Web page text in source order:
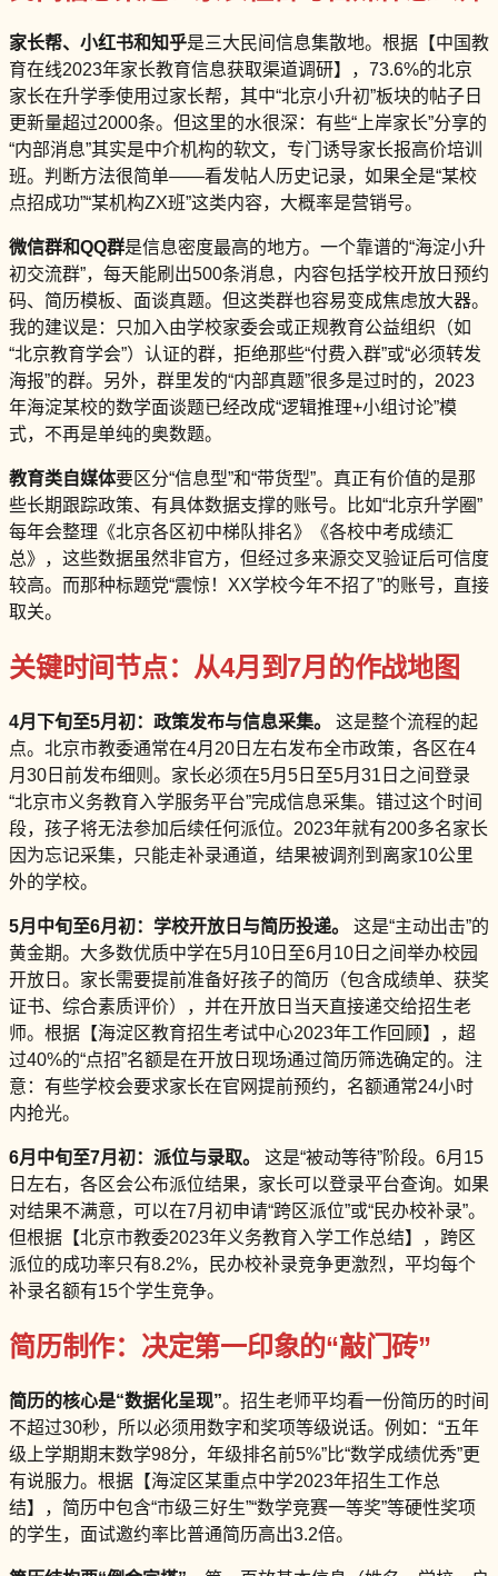
家长帮、小红书和知乎是三大民间信息集散地。根据【中国教
育在线2023年家长教育信息获取渠道调研】，73.6%的北京
家长在升学季使用过家长帮，其中“北京小升初”板块的帖子日
更新量超过2000条。但这里的水很深：有些“上岸家长”分享的
“内部消息”其实是中介机构的软文，专门诱导家长报高价培训
班。判断方法很简单——看发帖人历史记录，如果全是“某校
点招成功”“某机构ZX班”这类内容，大概率是营销号。
微信群和QQ群是信息密度最高的地方。一个靠谱的“海淀小升
初交流群”，每天能刷出500条消息，内容包括学校开放日预约
码、简历模板、面谈真题。但这类群也容易变成焦虑放大器。
我的建议是：只加入由学校家委会或正规教育公益组织（如
“北京教育学会”）认证的群，拒绝那些“付费入群”或“必须转发
海报”的群。另外，群里发的“内部真题”很多是过时的，2023
年海淀某校的数学面谈题已经改成“逻辑推理+小组讨论”模
式，不再是单纯的奥数题。
教育类自媒体要区分“信息型”和“带货型”。真正有价值的是那
些长期跟踪政策、有具体数据支撑的账号。比如“北京升学圈”
每年会整理《北京各区初中梯队排名》《各校中考成绩汇
总》，这些数据虽然非官方，但经过多来源交叉验证后可信度
较高。而那种标题党“震惊！XX学校今年不招了”的账号，直接
取关。
关键时间节点：从4月到7月的作战地图
4月下旬至5月初：政策发布与信息采集。
这是整个流程的起
点。北京市教委通常在4月20日左右发布全市政策，各区在4
月30日前发布细则。家长必须在5月5日至5月31日之间登录
“北京市义务教育入学服务平台”完成信息采集。错过这个时间
段，孩子将无法参加后续任何派位。2023年就有200多名家长
因为忘记采集，只能走补录通道，结果被调剂到离家10公里
外的学校。
5月中旬至6月初：学校开放日与简历投递。
这是“主动出击”的
黄金期。大多数优质中学在5月10日至6月10日之间举办校园
开放日。家长需要提前准备好孩子的简历（包含成绩单、获奖
证书、综合素质评价），并在开放日当天直接递交给招生老
师。根据【海淀区教育招生考试中心2023年工作回顾】，超
过40%的“点招”名额是在开放日现场通过简历筛选确定的。注
意：有些学校会要求家长在官网提前预约，名额通常24小时
内抢光。
6月中旬至7月初：派位与录取。
这是“被动等待”阶段。6月15
日左右，各区会公布派位结果，家长可以登录平台查询。如果
对结果不满意，可以在7月初申请“跨区派位”或“民办校补录”。
但根据【北京市教委2023年义务教育入学工作总结】，跨区
派位的成功率只有8.2%，民办校补录竞争更激烈，平均每个
补录名额有15个学生竞争。
简历制作：决定第一印象的“敲门砖”
简历的核心是“数据化呈现”。招生老师平均看一份简历的时间
不超过30秒，所以必须用数字和奖项等级说话。例如：“五年
级上学期期末数学98分，年级排名前5%”比“数学成绩优秀”更
有说服力。根据【海淀区某重点中学2023年招生工作总
结】，简历中包含“市级三好生”“数学竞赛一等奖”等硬性奖项
的学生，面试邀约率比普通简历高出3.2倍。